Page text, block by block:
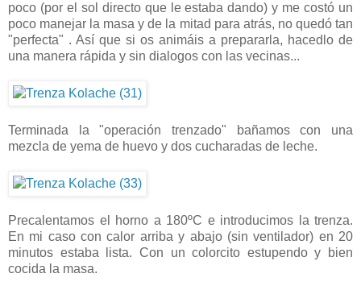
poco (por el sol directo que le estaba dando) y me costó un
poco manejar la masa y de la mitad para atrás, no quedó tan
"perfecta" . Así que si os animáis a prepararla, hacedlo de
una manera rápida y sin dialogos con las vecinas...
Terminada la "operación trenzado" bañamos con una
mezcla de yema de huevo y dos cucharadas de leche.
Precalentamos el horno a 180ºC e introducimos la trenza.
En mi caso con calor arriba y abajo (sin ventilador) en 20
minutos estaba lista. Con un colorcito estupendo y bien
cocida la masa.